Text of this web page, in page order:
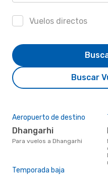
Vuelos directos
Buscar
Aeropuerto de destino
Dhangarhi
Para vuelos a Dhangarhi
Temporada baja